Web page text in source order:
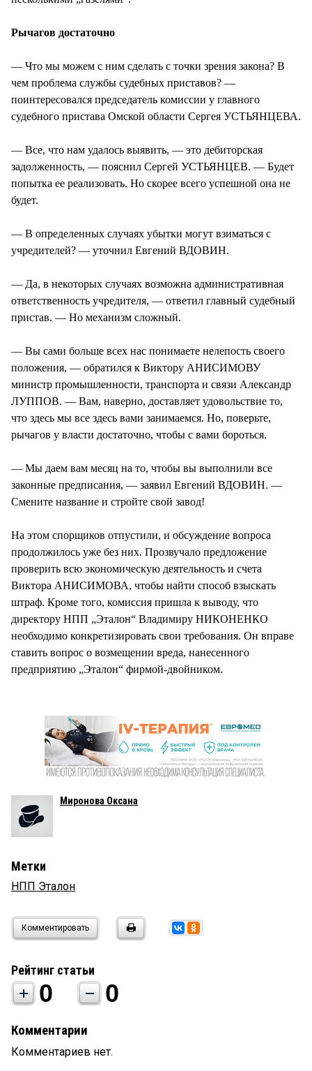
Рычагов достаточно
— Что мы можем с ним сделать с точки зрения закона? В
чем проблема службы судебных приставов? —
поинтересовался председатель комиссии у главного
судебного пристава Омской области Сергея УСТЬЯНЦЕВА.
— Все, что нам удалось выявить, — это дебиторская
задолженность, — пояснил Сергей УСТЬЯНЦЕВ. — Будет
попытка ее реализовать. Но скорее всего успешной она не
будет.
— В определенных случаях убытки могут взиматься с
учредителей? — уточнил Евгений ВДОВИН.
— Да, в некоторых случаях возможна административная
ответственность учредителя, — ответил главный судебный
пристав. — Но механизм сложный.
— Вы сами больше всех нас понимаете нелепость своего
положения, — обратился к Виктору АНИСИМОВУ
министр промышленности, транспорта и связи Александр
ЛУППОВ. — Вам, наверно, доставляет удовольствие то,
что здесь мы все здесь вами занимаемся. Но, поверьте,
рычагов у власти достаточно, чтобы с вами бороться.
— Мы даем вам месяц на то, чтобы вы выполнили все
законные предписания, — заявил Евгений ВДОВИН. —
Смените название и стройте свой завод!
На этом спорщиков отпустили, и обсуждение вопроса
продолжилось уже без них. Прозвучало предложение
проверить всю экономическую деятельность и счета
Виктора АНИСИМОВА, чтобы найти способ взыскать
штраф. Кроме того, комиссия пришла к выводу, что
директору НПП „Эталон“ Владимиру НИКОНЕНКО
необходимо конкретизировать свои требования. Он вправе
ставить вопрос о возмещении вреда, нанесенного
предприятию „Эталон“ фирмой-двойником.
Миронова Оксана
Метки
НПП Эталон
Комментировать
Рейтинг статьи
0 0
Комментарии
Комментариев нет.